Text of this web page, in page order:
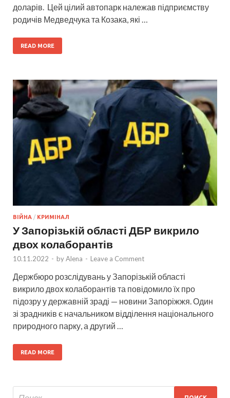
доларів. Цей цілий автопарк належав підприємству
родичів Медведчука та Козака, які …
READ MORE
ВІЙНА / КРИМІНАЛ
У Запорізькій області ДБР викрило
двох колаборантів
10.11.2022 - byAlena - Leave a Comment
Держбюро розслідувань у Запорізькій області
викрило двох колаборантів та повідомило їх про
підозру у державній зраді — новини Запоріжжя. Один
зі зрадників є начальником відділення національного
природного парку, а другий …
READ MORE